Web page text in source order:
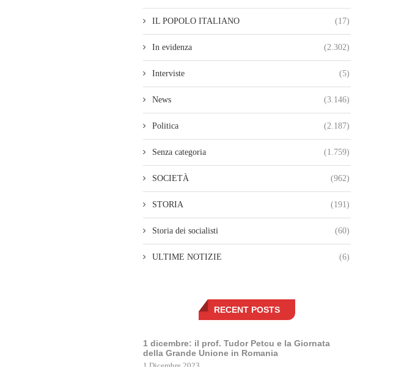
IL POPOLO ITALIANO (17)
In evidenza (2.302)
Interviste (5)
News (3.146)
Politica (2.187)
Senza categoria (1.759)
SOCIETÀ (962)
STORIA (191)
Storia dei socialisti (60)
ULTIME NOTIZIE (6)
RECENT POSTS
1 dicembre: il prof. Tudor Petcu e la Giornata
della Grande Unione in Romania